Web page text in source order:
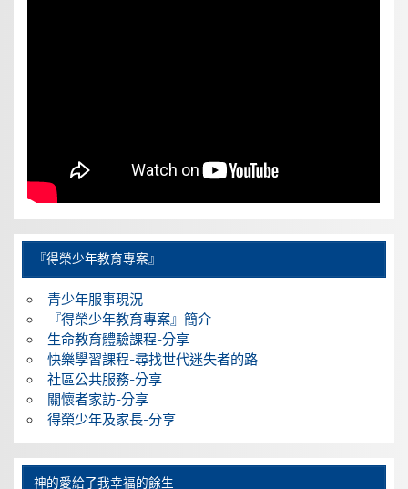
『得榮少年教育專案』
青少年服事現況
『得榮少年教育專案』簡介
生命教育體驗課程-分享
快樂學習課程-尋找世代迷失者的路
社區公共服務-分享
關懷者家訪-分享
得榮少年及家長-分享
神的愛給了我幸福的餘生